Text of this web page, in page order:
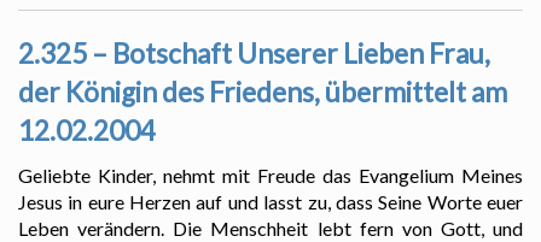
2.325 – Botschaft Unserer Lieben Frau,
der Königin des Friedens, übermittelt am
12.02.2004
Geliebte Kinder, nehmt mit Freude das Evangelium Meines
Jesus in eure Herzen auf und lasst zu, dass Seine Worte euer
Leben verändern. Die Menschheit lebt fern von Gott, und